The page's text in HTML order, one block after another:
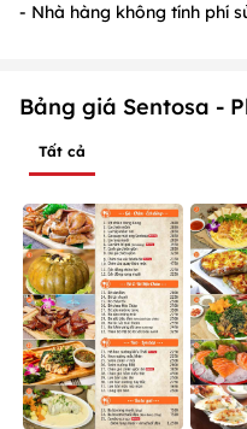
- Nhà hàng không tính phí
Bảng giá Sentosa -
Tất cả